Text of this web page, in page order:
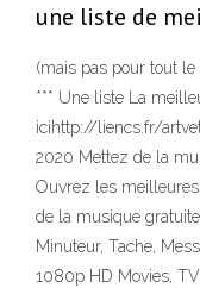
une liste de
(mais pas pour tout
*** Une liste La
icihttp://liencs.fr/
2020 Mettez de la
Ouvrez les
de la musique
Minuteur, Tache,
1080p HD Movies,